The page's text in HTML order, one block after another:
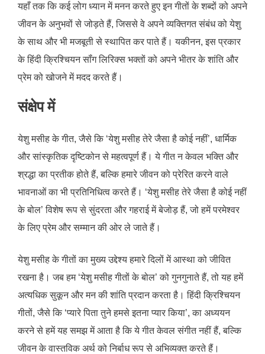
यहाँ तक कि कई लोग ध्यान में मनन करते हुए इन गीतों के शब्दों को अपने
जीवन के अनुभवों से जोड़ते हैं, जिससे वे अपने व्यक्तिगत संबंध को येशु
के साथ और भी मजबूती से स्थापित कर पाते हैं। यकीनन, इस प्रकार
के हिंदी क्रिश्चियन सॉंग लिरिक्स भक्तों को अपने भीतर के शांति और
प्रेम को खोजने में मदद करते हैं।
संक्षेप में
येशु मसीह के गीत, जैसे कि ‘येशु मसीह तेरे जैसा है कोई नहीं’, धार्मिक
और सांस्कृतिक दृष्टिकोन से महत्वपूर्ण हैं। ये गीत न केवल भक्ति और
श्रद्धा का प्रतीक होते हैं, बल्कि हमारे जीवन को प्रेरित करने वाले
भावनाओं का भी प्रतिनिधित्व करते हैं। ‘येशु मसीह तेरे जैसा है कोई नहीं
के बोल’ विशेष रूप से सुंदरता और गहराई में बेजोड़ हैं, जो हमें परमेश्वर
के लिए प्रेम और सम्मान की ओर ले जाते हैं।
येशु मसीह के गीतों का मुख्य उद्देश्य हमारे दिलों में आस्था को जीवित
रखना है। जब हम ‘येशु मसीह गीतों के बोल’ को गुनगुनाते हैं, तो यह हमें
अत्यधिक सुकून और मन की शांति प्रदान करता है। हिंदी क्रिश्चियन
गीतों, जैसे कि ‘प्यारे पिता तुने हमसे इतना प्यार किया’, का अध्ययन
करने से हमें यह समझ में आता है कि ये गीत केवल संगीत नहीं हैं, बल्कि
जीवन के वास्तविक अर्थ को निर्बाध रूप से अभिव्यक्त करते हैं।